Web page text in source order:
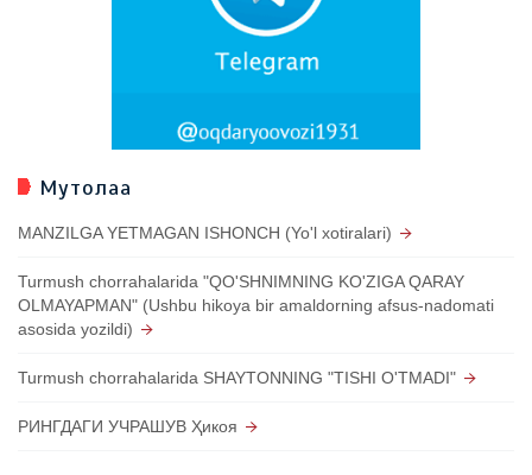
Мутолаа
MANZILGA YETMAGAN ISHONCH (Yo'l xotiralari)
Turmush chorrahalarida "QO'SHNIMNING KO'ZIGA QARAY
OLMAYAPMAN" (Ushbu hikoya bir amaldorning afsus-nadomati
asosida yozildi)
Turmush chorrahalarida SHAYTONNING "TISHI O'TMADI"
РИНГДАГИ УЧРАШУВ Ҳикоя